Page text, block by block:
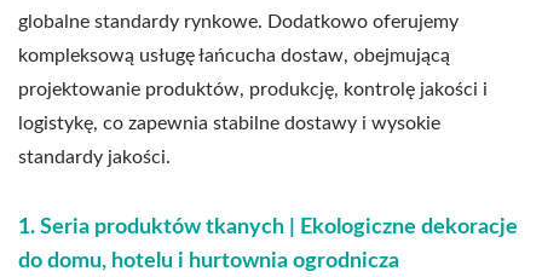
globalne standardy rynkowe. Dodatkowo oferujemy
kompleksową usługę łańcucha dostaw, obejmującą
projektowanie produktów, produkcję, kontrolę jakości i
logistykę, co zapewnia stabilne dostawy i wysokie
standardy jakości.
1. Seria produktów tkanych | Ekologiczne dekoracje
do domu, hotelu i hurtownia ogrodnicza